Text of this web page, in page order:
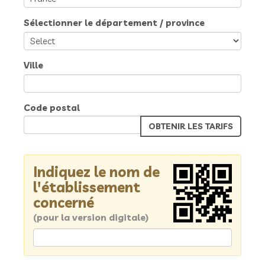
Sélectionner le département / province
Ville
Code postal
Indiquez le nom de
l'établissement
concerné
(pour la version digitale)